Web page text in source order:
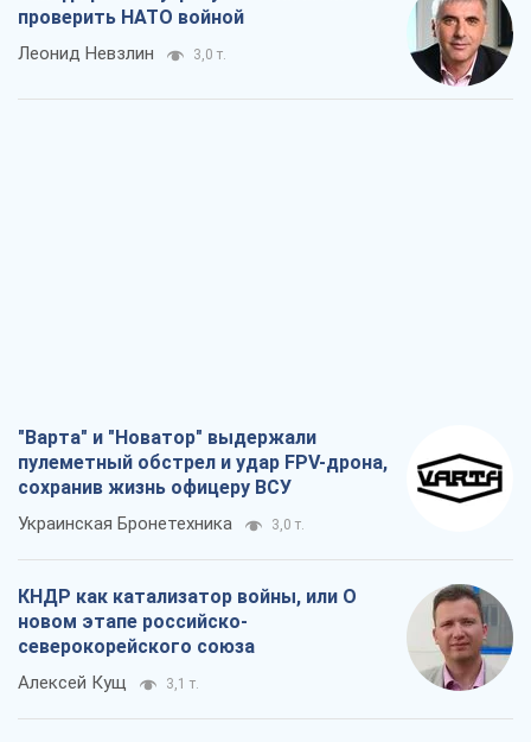
проверить НАТО войной
Леонид Невзлин 3,0 т.
"Варта" и "Новатор" выдержали
пулеметный обстрел и удар FPV-дрона,
сохранив жизнь офицеру ВСУ
Украинская Бронетехника 3,0 т.
КНДР как катализатор войны, или О
новом этапе российско-
северокорейского союза
Алексей Кущ 3,1 т.